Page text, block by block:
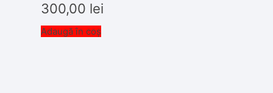
300,00 lei
Adaugă în coș